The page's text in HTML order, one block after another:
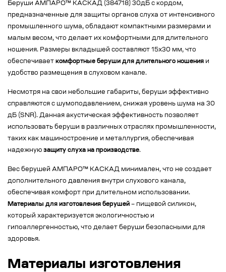
Беруши АМПАРО™ КАСКАД (384718) 30дБ с кордом,
предназначенные для защиты органов слуха от интенсивного
промышленного шума, обладают компактными размерами и
малым весом, что делает их комфортными для длительного
ношения. Размеры вкладышей составляют 15х30 мм, что
обеспечивает комфортные беруши для длительного ношения и
удобство размещения в слуховом канале.
Несмотря на свои небольшие габариты, беруши эффективно
справляются с шумоподавлением, снижая уровень шума на 30
дБ (SNR). Данная акустическая эффективность позволяет
использовать беруши в различных отраслях промышленности,
таких как машиностроение и металлургия, обеспечивая
надежную защиту слуха на производстве.
Вес берушей АМПАРО™ КАСКАД минимален, что не создает
дополнительного давления внутри слухового канала,
обеспечивая комфорт при длительном использовании.
Материалы для изготовления берушей – пищевой силикон,
который характеризуется экологичностью и
гипоаллергенностью, что делает беруши безопасными для
здоровья.
Материалы изготовления